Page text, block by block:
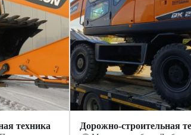
техника Дорожно-строительная